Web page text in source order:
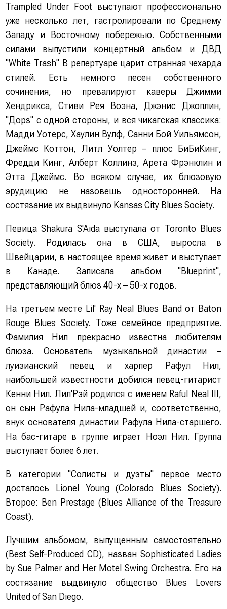
Trampled Under Foot выступают профессионально
уже несколько лет, гастролировали по Среднему
Западу и Восточному побережью. Собственными
силами выпустили концертный альбом и ДВД
"White Trash" В репертуаре царит странная чехарда
стилей. Есть немного песен собственного
сочинения, но превалируют каверы Джимми
Хендрикса, Стиви Рея Воэна, Джэнис Джоплин,
"Дорз" с одной стороны, и вся чикагская классика:
Мадди Уотерс, Хаулин Вулф, Санни Бой Уильямсон,
Джеймс Коттон, Литл Уолтер – плюс БиБиКинг,
Фредди Кинг, Алберт Коллинз, Арета Фрэнклин и
Этта Джеймс. Во всяком случае, их блюзовую
эрудицию не назовешь односторонней. На
состязание их выдвинуло Kansas City Blues Society.
Певица Shakura S'Aida выступала от Toronto Blues
Society. Родилась она в США, выросла в
Швейцарии, в настоящее время живет и выступает
в Канаде. Записала альбом "Blueprint",
представляющий блюз 40-х – 50-х годов.
На третьем месте Lil' Ray Neal Blues Band от Baton
Rouge Blues Society. Тоже семейное предприятие.
Фамилия Нил прекрасно известна любителям
блюза. Основатель музыкальной династии –
луизианский певец и харпер Рафул Нил,
наибольшей известности добился певец-гитарист
Кенни Нил. Лил'Рэй родился с именем Raful Neal III,
он сын Рафула Нила-младшей и, соответственно,
внук основателя династии Рафула Нила-старшего.
На бас-гитаре в группе играет Ноэл Нил. Группа
выступает более 6 лет.
В категории "Солисты и дуэты" первое место
досталось Lionel Young (Colorado Blues Society).
Второе: Ben Prestage (Blues Alliance of the Treasure
Coast).
Лучшим альбомом, выпущенным самостоятельно
(Best Self-Produced CD), назван Sophisticated Ladies
by Sue Palmer and Her Motel Swing Orchestra. Его на
состязание выдвинуло общество Blues Lovers
United of San Diego.